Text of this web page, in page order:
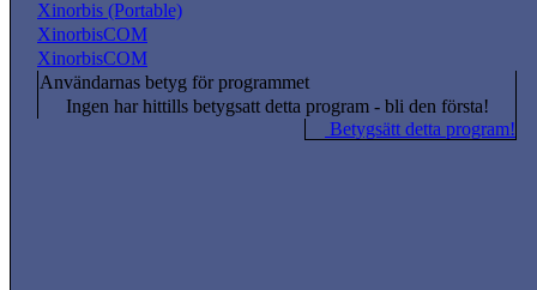
Xinorbis (Portable)
XinorbisCOM
XinorbisCOM
Användarnas betyg för programmet
Ingen har hittills betygsatt detta program - bli den första!
Betygsätt detta program!